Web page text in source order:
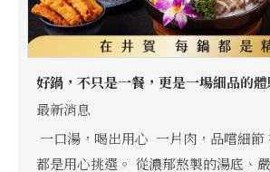
好鍋，不只是一餐，更是一場細品的
最新消息
一口湯，喝出用心 一片肉，品嚐細節 在井賀，每一鍋
都是用心挑選。 從濃郁熬製的湯底、